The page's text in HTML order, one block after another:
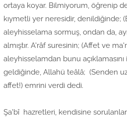
ortaya koyar. Bilmiyorum, öğrenip
kıymetli yer neresidir, denildiğinde;
aleyhisselama sormuş, ondan da,
almıştır. A'râf suresinin; (Affet ve
aleyhisselamdan bunu
geldiğinde, Allahü teâlâ; (Senden
affet!) emrini verdi dedi.
Şa'bî hazretleri, kendisine